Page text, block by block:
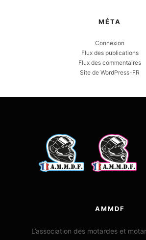
MÉTA
Connexion
Flux des publications
Flux des commentaires
Site de WordPress-FR
AMMDF
L’association des motardes et